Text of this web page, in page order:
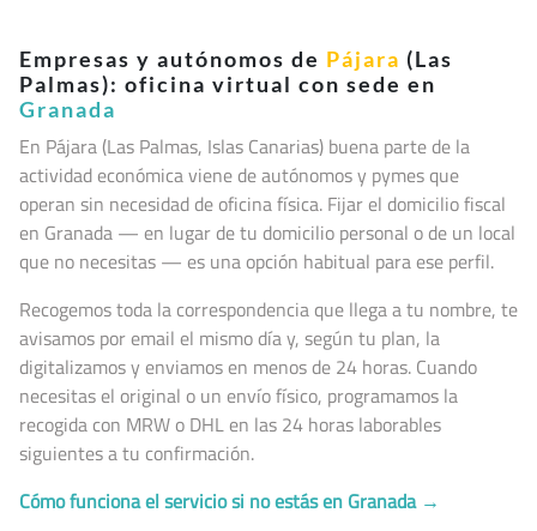
Empresas y autónomos de Pájara (Las
Palmas): oficina virtual con sede en
Granada
En Pájara (Las Palmas, Islas Canarias) buena parte de la
actividad económica viene de autónomos y pymes que
operan sin necesidad de oficina física. Fijar el domicilio fiscal
en Granada — en lugar de tu domicilio personal o de un local
que no necesitas — es una opción habitual para ese perfil.
Recogemos toda la correspondencia que llega a tu nombre, te
avisamos por email el mismo día y, según tu plan, la
digitalizamos y enviamos en menos de 24 horas. Cuando
necesitas el original o un envío físico, programamos la
recogida con MRW o DHL en las 24 horas laborables
siguientes a tu confirmación.
Cómo funciona el servicio si no estás en Granada →